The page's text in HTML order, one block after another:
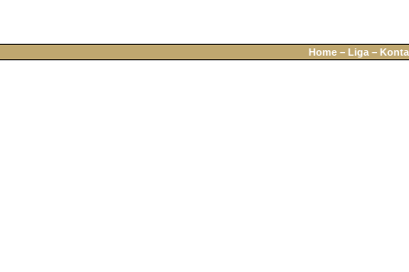
Home − Liga −